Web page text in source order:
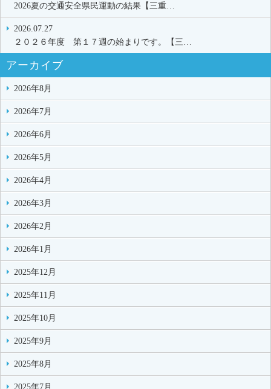
2026夏の交通安全県民運動の結果【三重…
2026.07.27
２０２６年度 第１７週の始まりです。【三…
アーカイブ
2026年8月
2026年7月
2026年6月
2026年5月
2026年4月
2026年3月
2026年2月
2026年1月
2025年12月
2025年11月
2025年10月
2025年9月
2025年8月
2025年7月